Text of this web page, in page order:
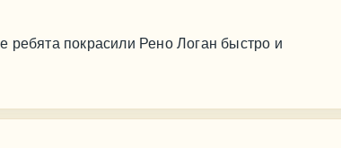
покрасили Рено Логан быстро и